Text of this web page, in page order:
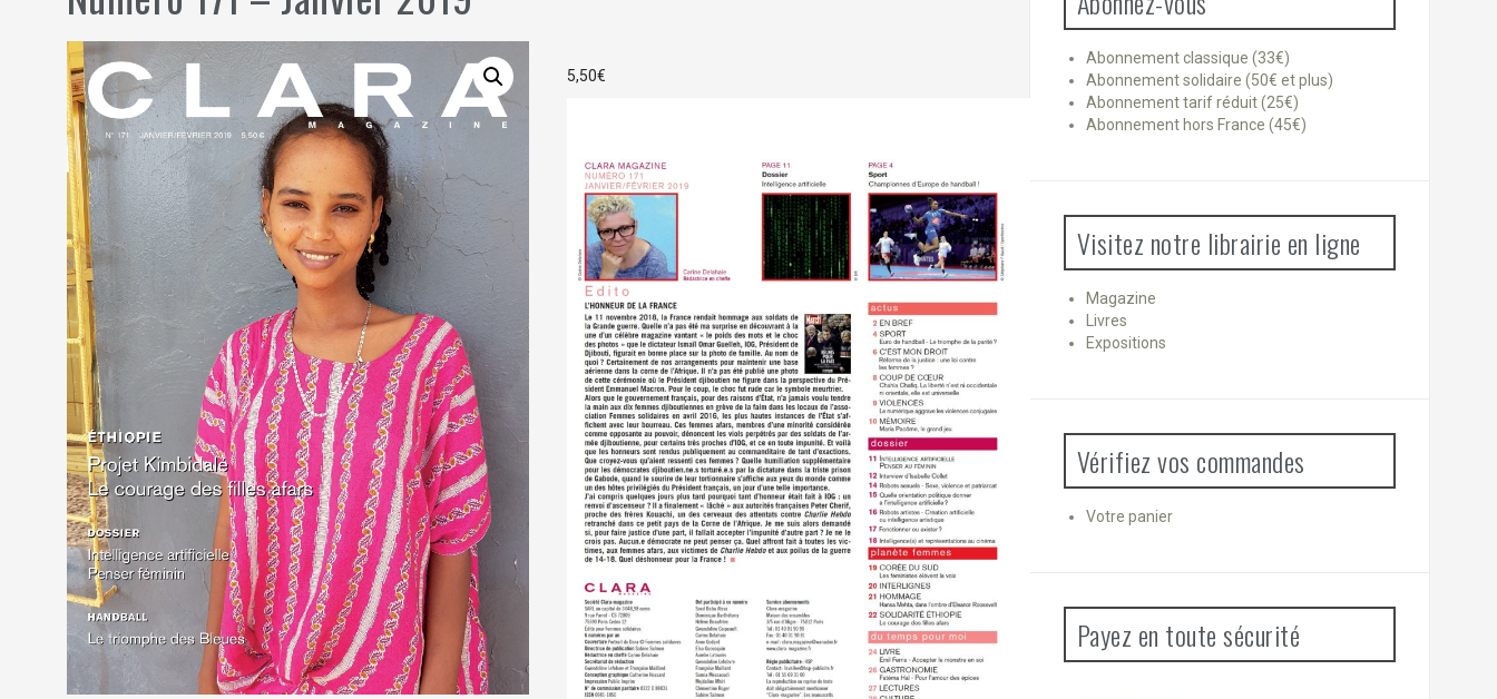
5,50€
Abonnement classique (33€)
Abonnement solidaire (50€ et plus)
Abonnement tarif réduit (25€)
Abonnement hors France (45€)
Visitez notre librairie en ligne
Magazine
Livres
Expositions
Vérifiez vos commandes
Votre panier
Payez en toute sécurité